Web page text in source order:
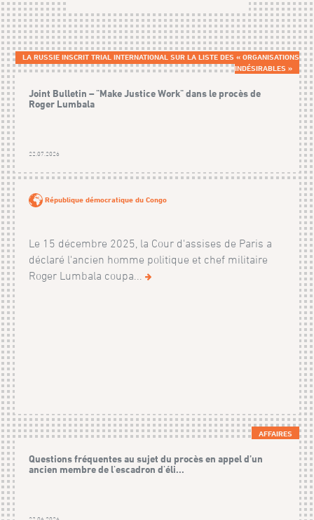
LA RUSSIE INSCRIT TRIAL INTERNATIONAL SUR LA LISTE DES « ORGANISATIONS
INDÉSIRABLES »
Joint Bulletin – "Make Justice Work" dans le procès de
Roger Lumbala
22.07.2026
République démocratique du Congo
Le 15 décembre 2025, la Cour d'assises de Paris a
déclaré l'ancien homme politique et chef militaire
Roger Lumbala coupa...
AFFAIRES
Questions fréquentes au sujet du procès en appel d’un
ancien membre de l'escadron d'éli...